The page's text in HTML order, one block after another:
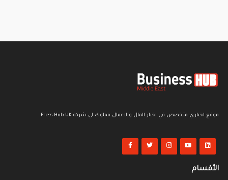
موقع اخباري متخصص في اخبار المال والاعمال مملوك لي شركة Press Hub UK
الأقسام